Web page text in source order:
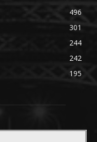
496
301
244
242
195